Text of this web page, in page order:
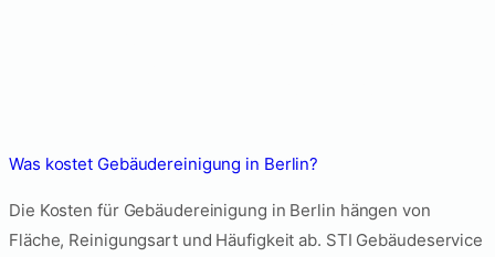
Was kostet Gebäudereinigung in Berlin?
Die Kosten für Gebäudereinigung in Berlin hängen von
Fläche, Reinigungsart und Häufigkeit ab. STI Gebäudeservice